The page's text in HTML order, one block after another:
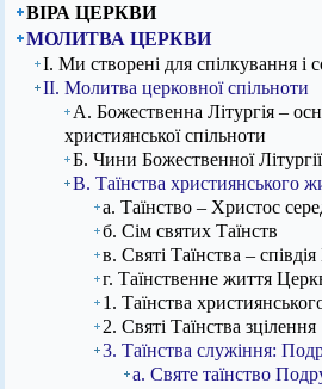
ВІРА ЦЕРКВИ
МОЛИТВА ЦЕРКВИ
І. Ми створені для спілкування і
ІІ. Молитва церковної спільноти
А. Божественна Літургія –
християнської спільноти
Б. Чини Божественної Літургії
В. Таїнства християнського
а. Таїнство – Христос
б. Сім святих Таїнств
в. Святі Таїнства –
г. Таїнственне життя
1. Таїнства
2. Святі Таїнства зцілення
3. Таїнства служіння:
а. Святе таїнство